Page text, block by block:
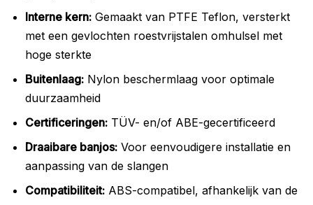
Interne kern:Gemaakt van PTFE Teflon, versterkt
met een gevlochten roestvrijstalen omhulsel met
hoge sterkte
Buitenlaag:Nylon beschermlaag voor optimale
duurzaamheid
Certificeringen:TÜV- en/of ABE-gecertificeerd
Draaibare banjos:Voor eenvoudigere installatie en
aanpassing van de slangen
Compatibiliteit:ABS-compatibel, afhankelijk van de